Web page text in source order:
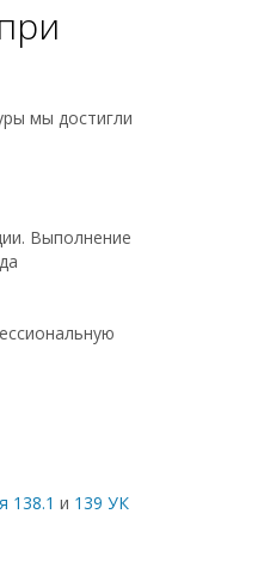
мы достигли
Выполнение
138.1 и 139 УК